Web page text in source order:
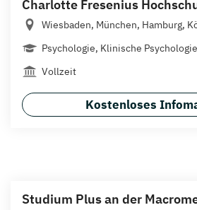
Charlotte Fresenius
Wiesbaden, München, Hamburg,
Psychologie, Klinische
Vollzeit
Kostenloses
Studium Plus an der